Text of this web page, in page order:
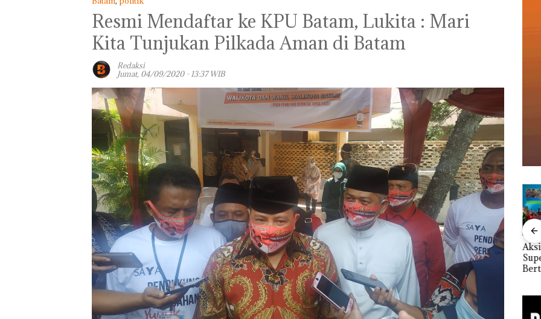
Resmi Mendaftar ke KPU Batam, Lukita : Mari
Kita Tunjukan Pilkada Aman di Batam
Redaksi
Jumat, 04/09/2020 - 13:37 WIB
Bisnis Wholesale
Network Catat
Pertumbuhan
Pendapatan Sebesar
12,7% Secara
Tahunan
Perayaan Ulang
Tahun ke-24 HARRIS
Resort Waterfront
Batam Gelar
Giveaway Spesial dan
Diskon Menginap
24%
Kebakaran Lahan 600
Meter Persegi di
Kampung Bugis,
Diduga Dipicu
Pembakaran Sampah